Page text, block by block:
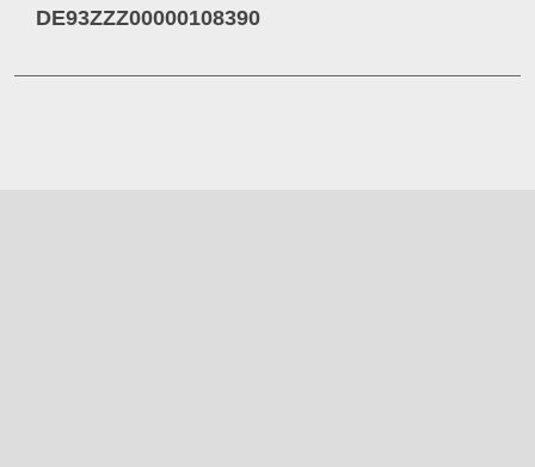
DE93ZZZ00000108390